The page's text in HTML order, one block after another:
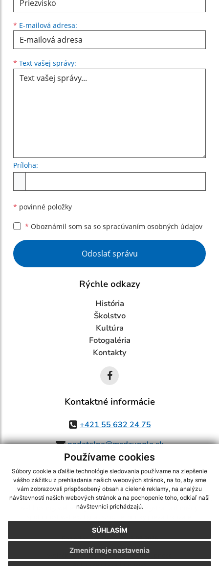
Používame cookies
Súbory cookie a ďalšie technológie sledovania používame na zlepšenie
vášho zážitku z prehliadania našich webových stránok, na to, aby sme
vám zobrazovali prispôsobený obsah a cielené reklamy, na analýzu
návštevnosti našich webových stránok a na pochopenie toho, odkiaľ naši
návštevníci prichádzajú.
SÚHLASÍM
Zmeniť moje nastavenia
* E-mailová adresa:
* Text vašej správy:
Príloha:
* povinné položky
* Oboznámil som sa so spracúvaním osobných údajov
Google reCaptcha Response
Odoslať správu
Rýchle odkazy
História
Školstvo
Kultúra
Fotogaléria
Kontakty
Kontaktné informácie
+421 55 632 24 75
podatelna@mcdzungla.sk
využite možnosť získavania aktuálnych informácií s využitím RSS
CMS systém (redakčný) systém ECHELON 2,Mapa stránok,web portál
webex.digital, s.r.o.,domény,registrácia domény
Posledná aktualizácia:05.08.2026
Vytlačiť stránku|Vyhlásenie o prístupnosti